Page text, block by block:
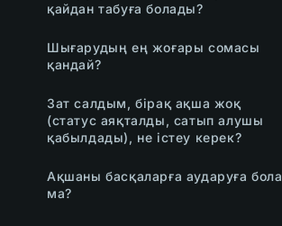
қайдан табуға болады?
Шығарудың ең жоғары сомасы
қандай?
Зат салдым, бірақ ақша жоқ
(статус аяқталды, сатып алушы
қабылдады), не істеу керек?
Ақшаны басқаларға аударуға бола
ма?